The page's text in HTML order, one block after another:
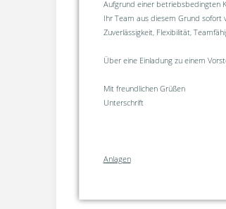
Aufgrund einer betriebsbedingten
Ihr Team aus diesem Grund sofort
Zuverlässigkeit, Flexibilität,
Über eine Einladung zu einem
Mit freundlichen Grüßen
Unterschrift
Anlagen